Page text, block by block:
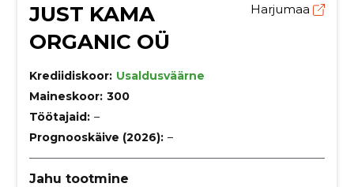
JUST KAMA
ORGANIC OÜ
Harjumaa
Krediidiskoor: Usaldusväärne
Maineskoor: 300
Töötajaid: –
Prognooskäive (2026): –
Jahu tootmine